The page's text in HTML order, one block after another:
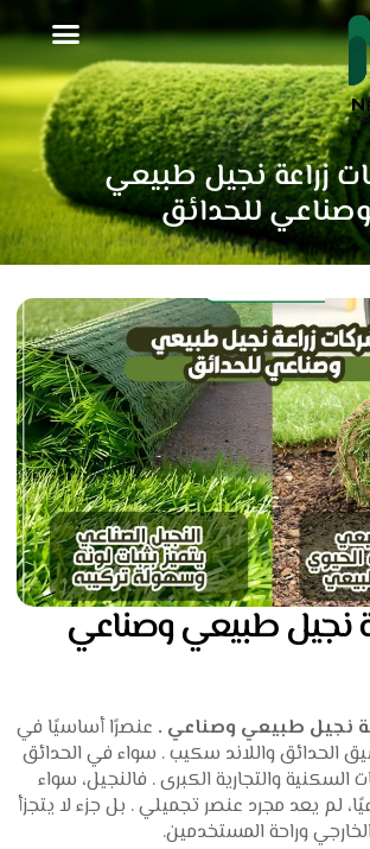
زراعة نجيل طبيعي
وصناعي للحدائق
نجيل طبيعي وصناعي
نجيل طبيعي وصناعي . عنصرًا أساسيًا في
الحدائق واللاند سكيب . سواء في الحدائق
السكنية والتجارية الكبرى . فالنجيل، سواء
لم يعد مجرد عنصر تجميلي . بل جزء لا يتجزأ
وراحة المستخدمين.